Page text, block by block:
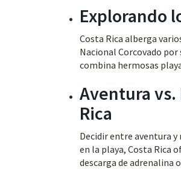
Explorando
Costa Rica alberga
Nacional Corcovado por
combina hermosas
Aventura
Rica
Decidir entre aventura y
en la playa, Costa Rica
descarga de adrenalina